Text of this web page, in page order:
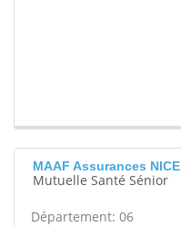
MAAF Assurances NICE
Mutuelle Santé Sénior
Département: 06